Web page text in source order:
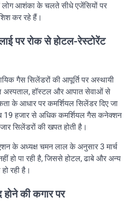
लोग आशंका के चलते सीधे एजेंसियों पर
कर रहे हैं।
पर रोक से होटल-रेस्टोरेंट
गैस सिलेंडरों की आपूर्ति पर अस्थायी
अस्पताल, हॉस्टल और आपात सेवाओं से
के आधार पर कमर्शियल सिलेंडर दिए जा
19 हजार से अधिक कमर्शियल गैस कनेक्शन
सिलेंडरों की खपत होती है।
के अध्यक्ष चमन लाल के अनुसार 3 मार्च
हो पा रही है, जिससे होटल, ढाबे और अन्य
रही है।
की कगार पर